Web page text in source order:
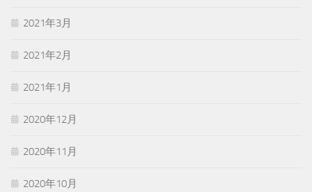
2021年3月
2021年2月
2021年1月
2020年12月
2020年11月
2020年10月